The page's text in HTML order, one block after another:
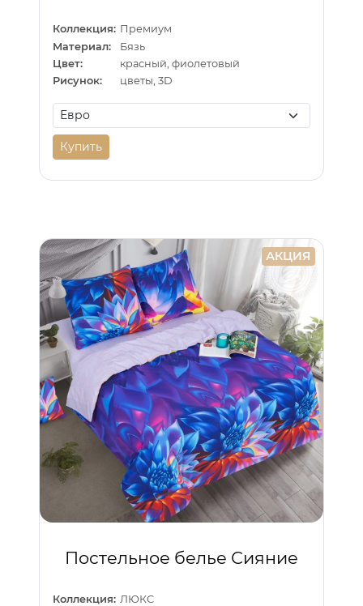
Коллекция: Премиум
Материал:
Бязь
Цвет:
красный, фиолетовый
Рисунок:
цветы, 3D
Купить
АКЦИЯ
Постельное белье Сияние
Коллекция: ЛЮКС